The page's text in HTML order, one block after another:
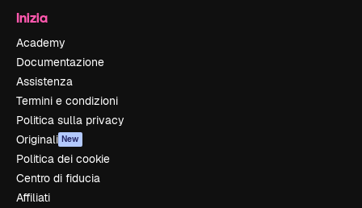
Inizia
Academy
Documentazione
Assistenza
Termini e condizioni
Politica sulla privacy
Originali New
Politica dei cookie
Centro di fiducia
Affiliati